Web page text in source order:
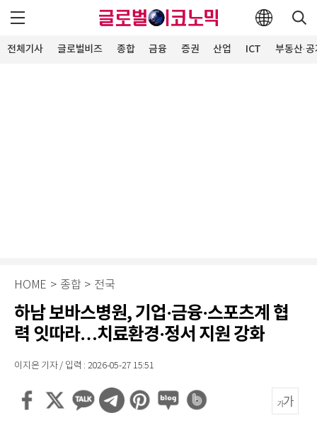
전체기사 글로벌비즈 종합 금융 증권 산업 ICT 부동산·
HOME > 종합 > 전국
하남 보바스병원, 기업·금융·스포츠계 협
력 잇따라…치료환경·정서 지원 강화
이지은 기자 / 입력 : 2026-05-27 15:51